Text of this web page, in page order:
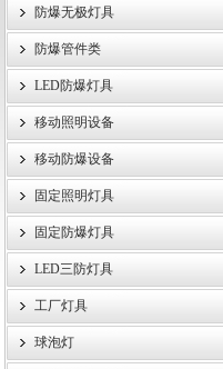
浙江旗本电气有限公司
防爆无极灯具
防爆管件类
LED防爆灯具
移动照明设备
移动防爆设备
固定照明灯具
固定防爆灯具
LED三防灯具
工厂灯具
球泡灯